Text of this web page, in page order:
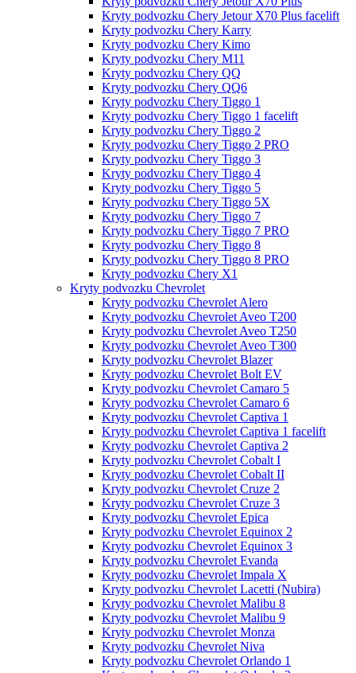
Kryty podvozku Chery Jetour X70 Plus facelift
Kryty podvozku Chery Karry
Kryty podvozku Chery Kimo
Kryty podvozku Chery M11
Kryty podvozku Chery QQ
Kryty podvozku Chery QQ6
Kryty podvozku Chery Tiggo 1
Kryty podvozku Chery Tiggo 1 facelift
Kryty podvozku Chery Tiggo 2
Kryty podvozku Chery Tiggo 2 PRO
Kryty podvozku Chery Tiggo 3
Kryty podvozku Chery Tiggo 4
Kryty podvozku Chery Tiggo 5
Kryty podvozku Chery Tiggo 5X
Kryty podvozku Chery Tiggo 7
Kryty podvozku Chery Tiggo 7 PRO
Kryty podvozku Chery Tiggo 8
Kryty podvozku Chery Tiggo 8 PRO
Kryty podvozku Chery X1
Kryty podvozku Chevrolet
Kryty podvozku Chevrolet Alero
Kryty podvozku Chevrolet Aveo T200
Kryty podvozku Chevrolet Aveo T250
Kryty podvozku Chevrolet Aveo T300
Kryty podvozku Chevrolet Blazer
Kryty podvozku Chevrolet Bolt EV
Kryty podvozku Chevrolet Camaro 5
Kryty podvozku Chevrolet Camaro 6
Kryty podvozku Chevrolet Captiva 1
Kryty podvozku Chevrolet Captiva 1 facelift
Kryty podvozku Chevrolet Captiva 2
Kryty podvozku Chevrolet Cobalt I
Kryty podvozku Chevrolet Cobalt II
Kryty podvozku Chevrolet Cruze 2
Kryty podvozku Chevrolet Cruze 3
Kryty podvozku Chevrolet Epica
Kryty podvozku Chevrolet Equinox 2
Kryty podvozku Chevrolet Equinox 3
Kryty podvozku Chevrolet Evanda
Kryty podvozku Chevrolet Impala X
Kryty podvozku Chevrolet Lacetti (Nubira)
Kryty podvozku Chevrolet Malibu 8
Kryty podvozku Chevrolet Malibu 9
Kryty podvozku Chevrolet Monza
Kryty podvozku Chevrolet Niva
Kryty podvozku Chevrolet Orlando 1